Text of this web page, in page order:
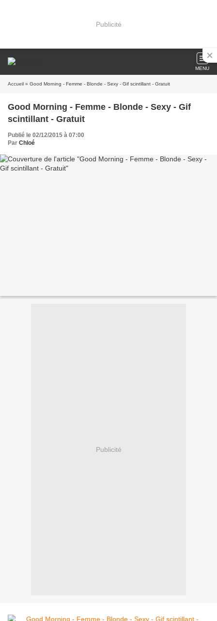
Publicité
MENU
Accueil » Good Morning - Femme - Blonde - Sexy - Gif scintillant - Gratuit
Good Morning - Femme - Blonde - Sexy - Gif
scintillant - Gratuit
Publié le 02/12/2015 à 07:00
Par Chloé
Publicité